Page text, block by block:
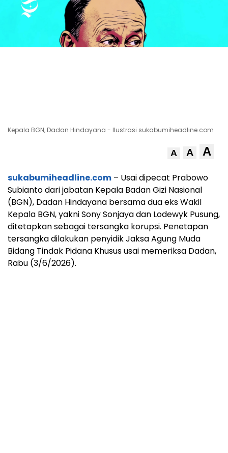
Kepala BGN, Dadan Hindayana - Ilustrasi sukabumiheadline.com
A A A
sukabumiheadline.com – Usai dipecat Prabowo
Subianto dari jabatan Kepala Badan Gizi Nasional
(BGN), Dadan Hindayana bersama dua eks Wakil
Kepala BGN, yakni Sony Sonjaya dan Lodewyk Pusung,
ditetapkan sebagai tersangka korupsi. Penetapan
tersangka dilakukan penyidik Jaksa Agung Muda
Bidang Tindak Pidana Khusus usai memeriksa Dadan,
Rabu (3/6/2026).